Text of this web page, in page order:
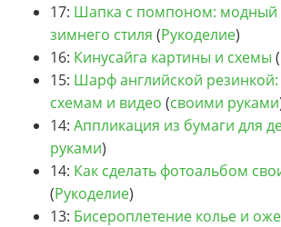
17: Шапка с помпоном: модный
зимнего стиля (Рукоделие)
16: Кинусайга картины и схемы (
15: Шарф английской резинкой:
схемам и видео (своими руками
14: Аппликация из бумаги для
руками)
14: Как сделать фотоальбом
(Рукоделие)
13: Бисероплетение колье и